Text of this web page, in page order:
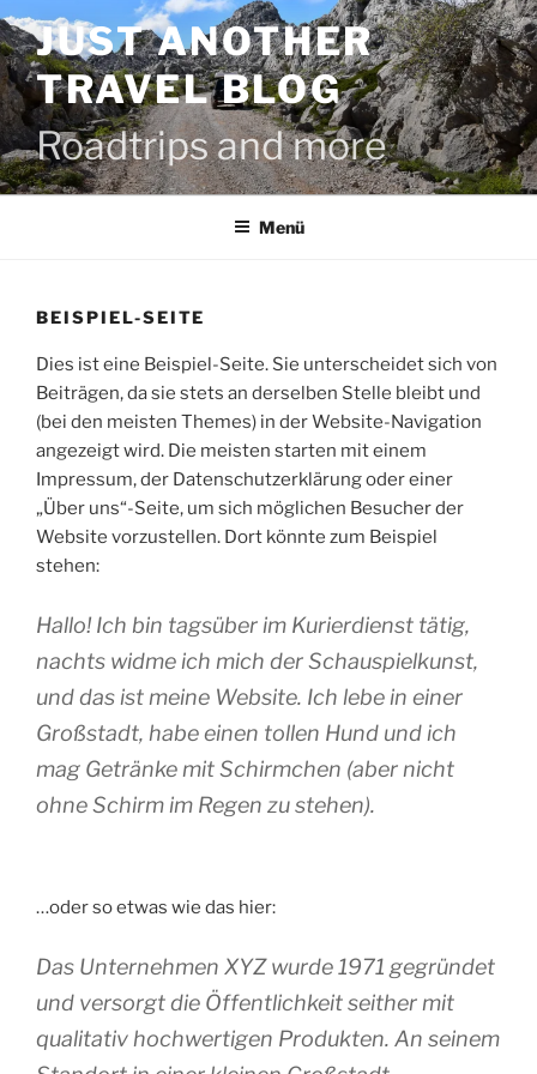
Zum
Inhalt
springen
JUST ANOTHER
TRAVEL BLOG
Roadtrips and more
Menü
BEISPIEL-SEITE
Dies ist eine Beispiel-Seite. Sie unterscheidet sich von
Beiträgen, da sie stets an derselben Stelle bleibt und
(bei den meisten Themes) in der Website-Navigation
angezeigt wird. Die meisten starten mit einem
Impressum, der Datenschutzerklärung oder einer
„Über uns“-Seite, um sich möglichen Besucher der
Website vorzustellen. Dort könnte zum Beispiel
stehen:
Hallo! Ich bin tagsüber im Kurierdienst tätig,
nachts widme ich mich der Schauspielkunst,
und das ist meine Website. Ich lebe in einer
Großstadt, habe einen tollen Hund und ich
mag Getränke mit Schirmchen (aber nicht
ohne Schirm im Regen zu stehen).
…oder so etwas wie das hier:
Das Unternehmen XYZ wurde 1971 gegründet
und versorgt die Öffentlichkeit seither mit
qualitativ hochwertigen Produkten. An seinem